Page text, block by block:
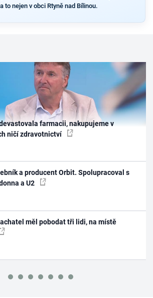
to nejen v obci Rtyně nad Bílinou.
farmacii, nakupujeme v
ničí zdravotnictví
a producent Orbit. Spolupracoval s
a U2
měl pobodat tři lidi, na místě